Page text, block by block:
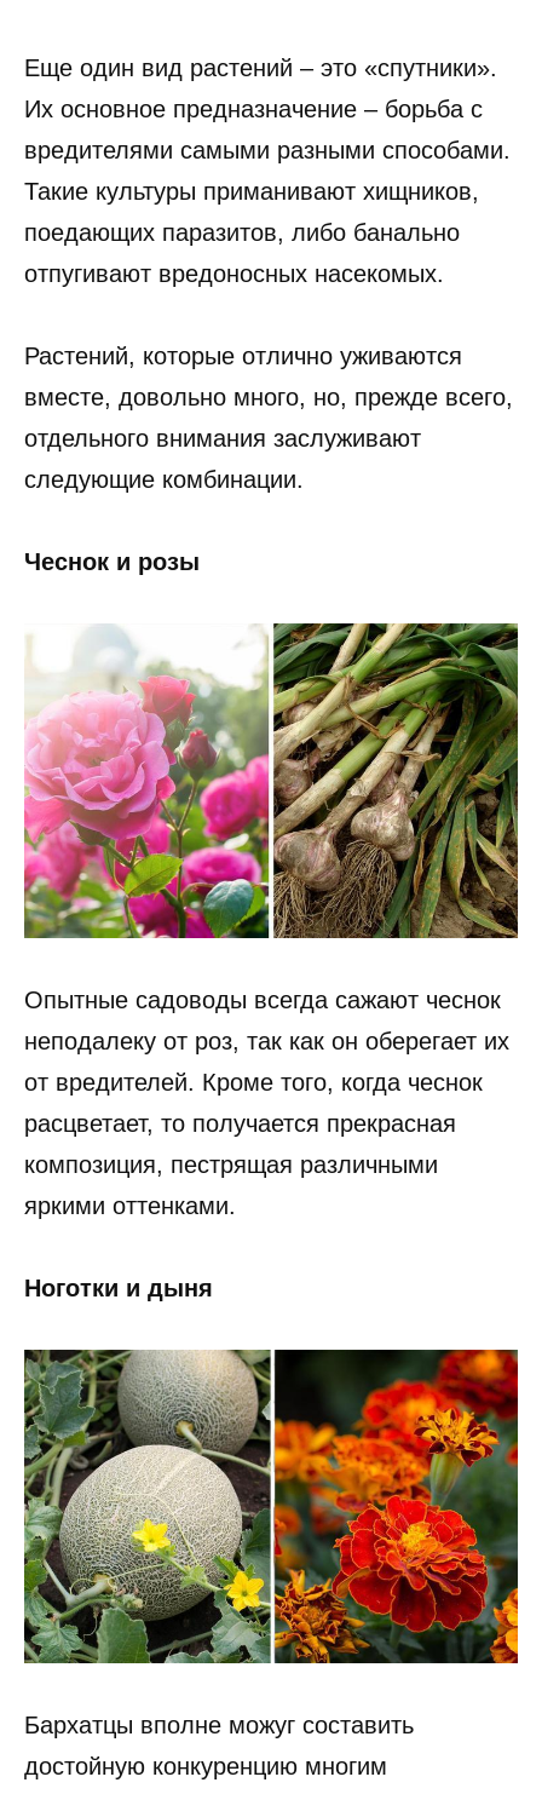
Еще один вид растений – это «спутники».
Их основное предназначение – борьба с
вредителями самыми разными способами.
Такие культуры приманивают хищников,
поедающих паразитов, либо банально
отпугивают вредоносных насекомых.
Растений, которые отлично уживаются
вместе, довольно много, но, прежде всего,
отдельного внимания заслуживают
следующие комбинации.
Чеснок и розы
Опытные садоводы всегда сажают чеснок
неподалеку от роз, так как он оберегает их
от вредителей. Кроме того, когда чеснок
расцветает, то получается прекрасная
композиция, пестрящая различными
яркими оттенками.
Ноготки и дыня
Бархатцы вполне можуг составить
достойную конкуренцию многим